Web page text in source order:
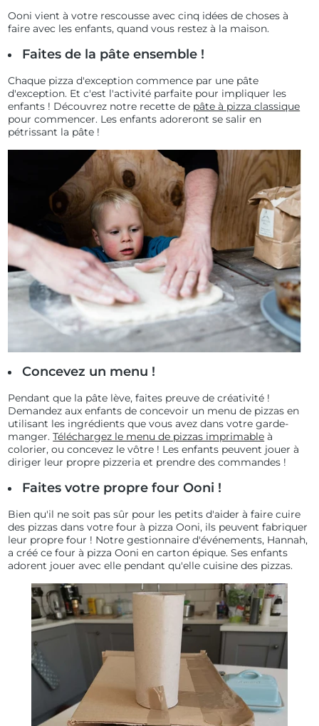
Ooni vient à votre rescousse avec cinq idées de choses à
faire avec les enfants, quand vous restez à la maison.
Faites de la pâte ensemble !
Chaque pizza d'exception commence par une pâte
d'exception. Et c'est l'activité parfaite pour impliquer les
enfants ! Découvrez notre recette de pâte à pizza classique
pour commencer. Les enfants adoreront se salir en
pétrissant la pâte !
Concevez un menu !
Pendant que la pâte lève, faites preuve de créativité !
Demandez aux enfants de concevoir un menu de pizzas en
utilisant les ingrédients que vous avez dans votre garde-
manger.Téléchargez le menu de pizzas imprimable à
colorier, ou concevez le vôtre ! Les enfants peuvent jouer à
diriger leur propre pizzeria et prendre des commandes !
Faites votre propre four Ooni !
Bien qu'il ne soit pas sûr pour les petits d'aider à faire cuire
des pizzas dans votre four à pizza Ooni, ils peuvent fabriquer
leur propre four ! Notre gestionnaire d'événements, Hannah,
a créé ce four à pizza Ooni en carton épique. Ses enfants
adorent jouer avec elle pendant qu'elle cuisine des pizzas.